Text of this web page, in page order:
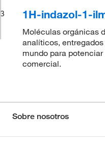
3
1H-indazol-1-
Moléculas orgánicas
analíticos,
mundo para
comercial.
Sobre nosotros